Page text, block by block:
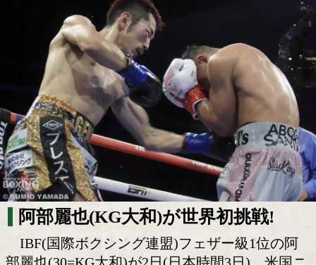
阿部麗也! ニューヨークで世界初